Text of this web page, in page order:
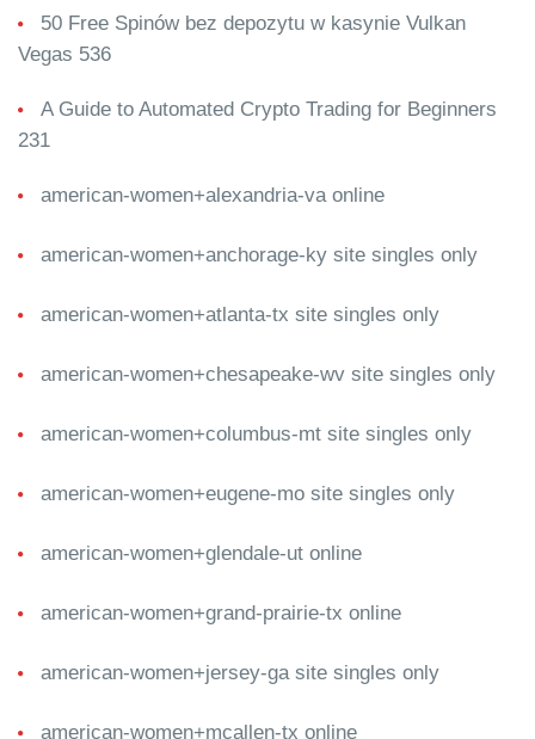
50 Free Spinów bez depozytu w kasynie Vulkan
Vegas 536
A Guide to Automated Crypto Trading for Beginners
231
american-women+alexandria-va online
american-women+anchorage-ky site singles only
american-women+atlanta-tx site singles only
american-women+chesapeake-wv site singles only
american-women+columbus-mt site singles only
american-women+eugene-mo site singles only
american-women+glendale-ut online
american-women+grand-prairie-tx online
american-women+jersey-ga site singles only
american-women+mcallen-tx online